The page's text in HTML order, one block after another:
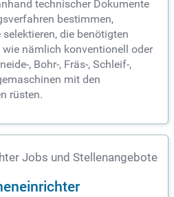
technischer Dokumente
bestimmen,
die benötigten
nämlich konventionell oder
, Bohr-, Fräs-, Schleif-,
mit den
rüsten.
Jobs und Stellenangebote